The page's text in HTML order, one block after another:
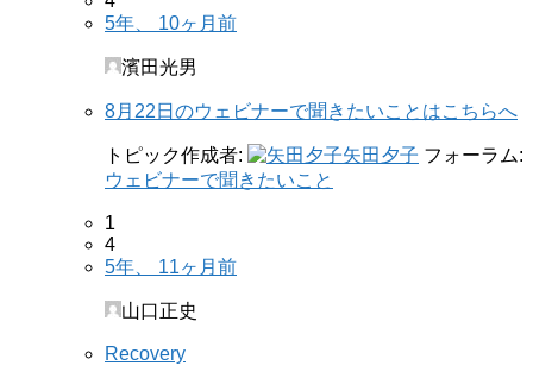
5年、 10ヶ月前
濱田光男
8月22日のウェビナーで聞きたいことはこちらへ
トピック作成者: 矢田夕子 フォーラム:
ウェビナーで聞きたいこと
1
4
5年、 11ヶ月前
山口正史
Recovery